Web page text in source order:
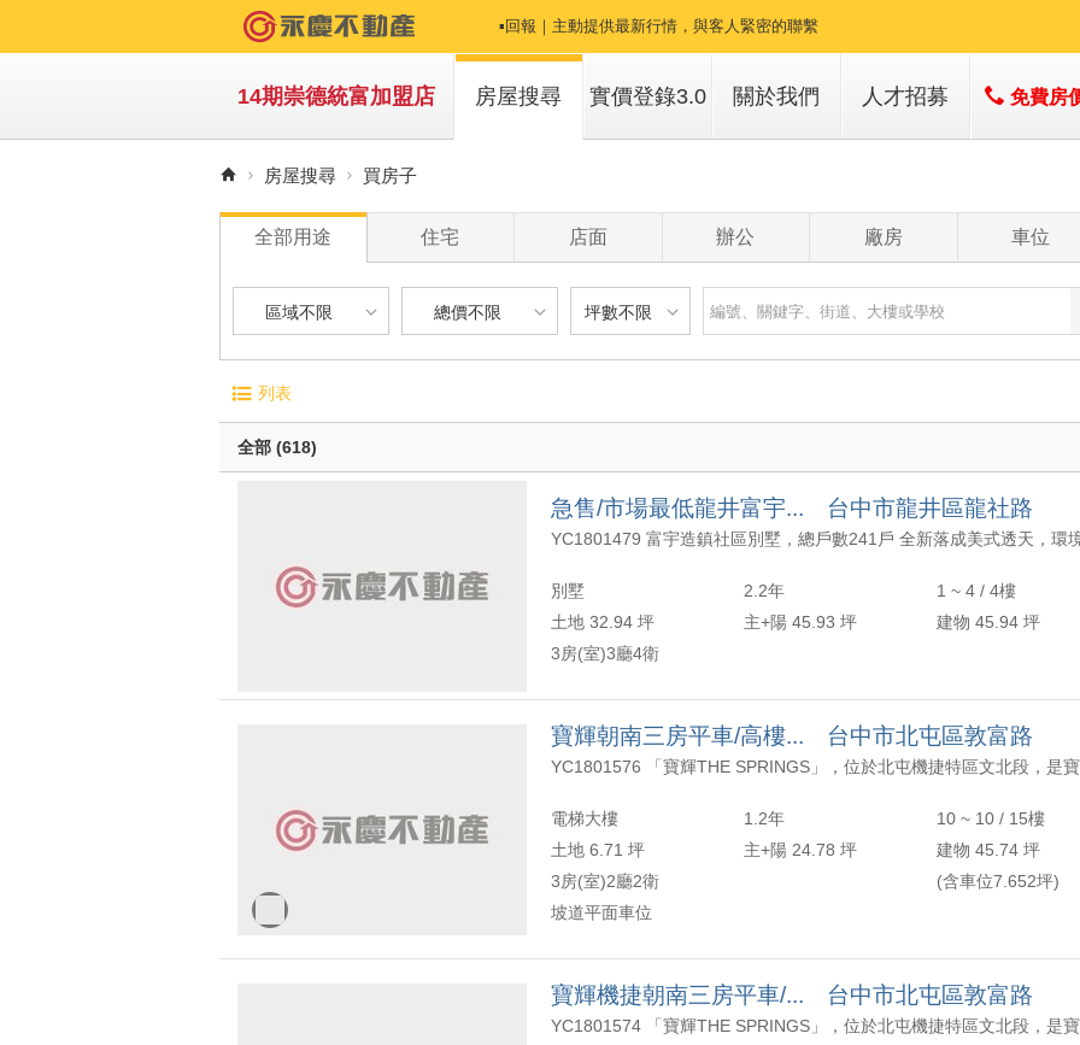
▪️回報｜主動提供最新行情，與客人緊密的聯繫
▪️空拍｜專業空拍介紹土地、預售屋
▫️物件｜專業房屋拍攝、修圖、360度環景攝影
14期崇德統富加盟店 房屋搜尋 實價登錄3.0 關於我們
經營績效
服務項目
人才招募 免費房
房屋搜尋 買房子
全部用途 住宅 店面 辦公 廠房 車位
區域不限
台中市-北屯區
台中市-西屯區
台中市-大雅區
台中市-南區
台中市-南屯區
台中市-清水區
總價不限
500 萬以下
500 萬 - 1000 萬
1000 萬 - 1500 萬
1500 萬 - 2000 萬
2000 萬 - 2500 萬
萬
坪數不限
坪數不限
20 坪以下
20 坪 - 30 坪
40 坪 - 50 坪
- 坪
電梯大廈
無電梯公寓
透天別墅
有無障礙空間
5 年 - 10 年
10 年 - 20 年
20 年 - 30 年
年
2 - 6 樓
7 - 12 樓
13 樓以上
- 樓
3 房
4 房
5 房以上
-
列表
全部 (618)
急售/市場最低龍井富宇... 台中市龍井區龍社路
別墅 2.2年
1 ~ 4 / 4樓
土地 32.94 坪
主+陽 45.93 坪
建物 45.94 坪
3房(室)3廳4衛
寶輝朝南三房平車/高樓... 台中市北屯區敦富路
電梯大樓 1.2年
10 ~ 10 / 15樓
土地 6.71 坪
主+陽 24.78 坪
建物 45.74 坪
3房(室)2廳2衛
(含車位7.652坪)
坡道平面車位
寶輝機捷朝南三房平車/... 台中市北屯區敦富路